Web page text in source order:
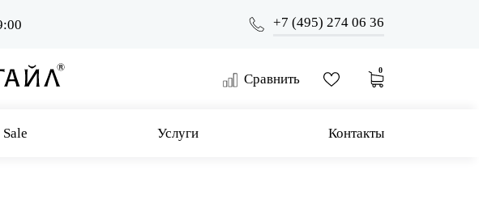
+7 (495) 274 06 36
Сравнить
0
Sale Услуги Контакты